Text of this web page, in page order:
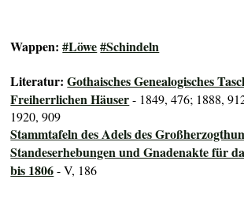
Wappen:#Löwe#Schindeln
Literatur:Gothaisches Genealogisches
Freiherrlichen Häuser- 1849, 476; 1888,
1920, 909
Stammtafeln des Adels des
Standeserhebungen und Gnadenakte für
bis 1806- V, 186